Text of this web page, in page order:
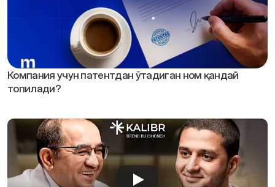
Компания учун патентдан ўтадиган ном қандай
топилади?
Видеоконтентлар: